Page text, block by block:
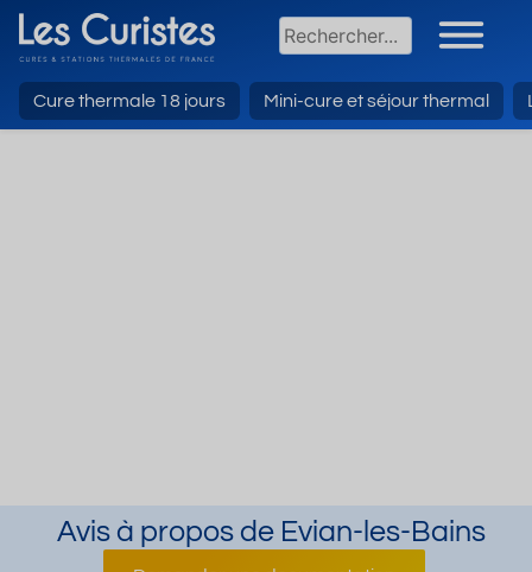
Cure thermale 18 jours Mini-cure et séjour thermal
Avis à propos de Evian-les-Bains